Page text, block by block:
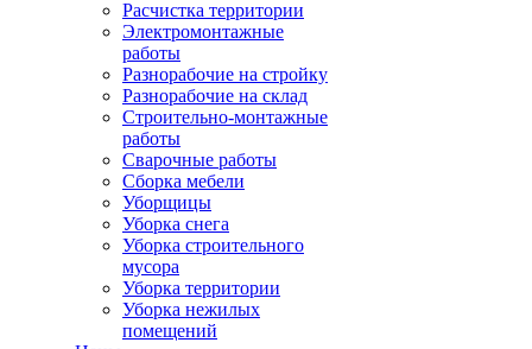
Расчистка территории
Электромонтажные
работы
Разнорабочие на стройку
Разнорабочие на склад
Строительно-монтажные
работы
Сварочные работы
Сборка мебели
Уборщицы
Уборка снега
Уборка строительного
мусора
Уборка территории
Уборка нежилых
помещений